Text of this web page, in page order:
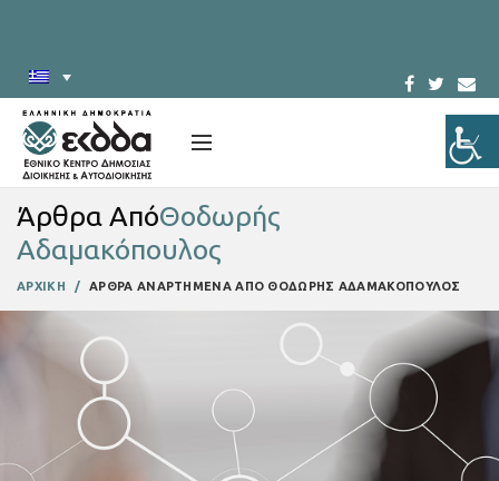
Άρθρα ΑπόΘοδωρής
Αδαμακόπουλος
ΑΡΧΙΚΗ ΑΡΘΡΑ ΑΝΑΡΤΗΜΕΝΑ ΑΠΟ ΘΟΔΩΡΗΣ ΑΔΑΜΑΚΟΠΟΥΛΟΣ